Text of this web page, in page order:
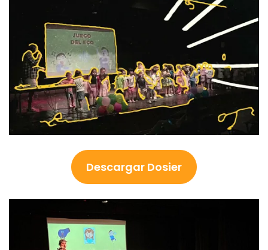
Descargar Dosier